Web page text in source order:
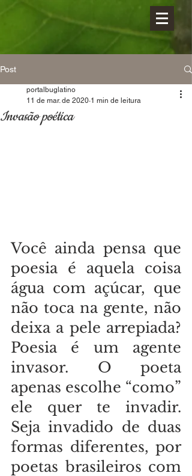
Post
Invasão poética
portalbuglatino
11 de mar. de 2020 1 min de leitura
Você ainda pensa que
poesia é aquela coisa
água com açúcar, que
não toca na gente, não
deixa a pele arrepiada?
Poesia é um agente
invasor. O poeta
apenas escolhe “como”
ele quer te invadir.
Seja invadido de duas
formas diferentes, por
poetas brasileiros com